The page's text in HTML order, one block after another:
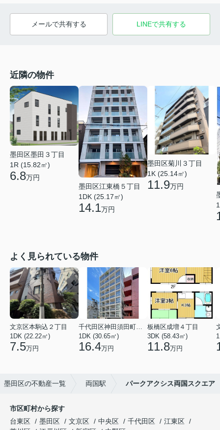
メールで共有する LINEで共有する
近隣の物件
墨田区墨田３丁目
1R (15.82㎡)
6.8万円
墨田区江東橋５丁目
1DK (25.17㎡)
14.1万円
墨田区菊川３丁目
1K (25.14㎡)
11.9万円
よく見られている物件
文京区本駒込２丁目
1DK (22.22㎡)
7.5万円
千代田区神田須田町１丁目
1DK (30.65㎡)
16.4万円
板橋区成増４丁目
3DK (58.43㎡)
11.8万円
墨田区の不動産一覧 両国駅 パークアクシス両国スクエア
市区町村から探す
台東区
墨田区 文京区 中央区 千代田区
江東区